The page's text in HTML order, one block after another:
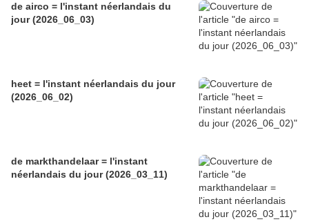
de airco = l'instant néerlandais du
jour (2026_06_03)
heet = l'instant néerlandais du jour
(2026_06_02)
de markthandelaar = l'instant
néerlandais du jour (2026_03_11)